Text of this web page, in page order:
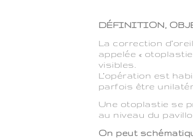
DÉFINITION,
La correction
appelée «
visibles.
L’opération est
parfois être
Une otoplastie se
au niveau du
On peut